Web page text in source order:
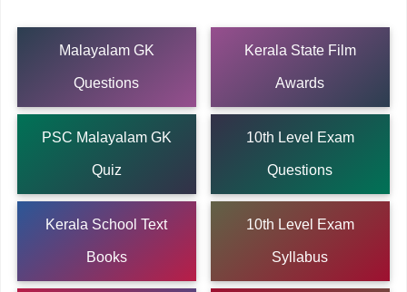
Malayalam GK
Questions
Kerala State Film
Awards
PSC Malayalam GK
Quiz
10th Level Exam
Questions
Kerala School Text
Books
10th Level Exam
Syllabus